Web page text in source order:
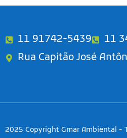
11 91742-5439 11
Rua Capitão José
2025 Copyright Gmar Ambiental -